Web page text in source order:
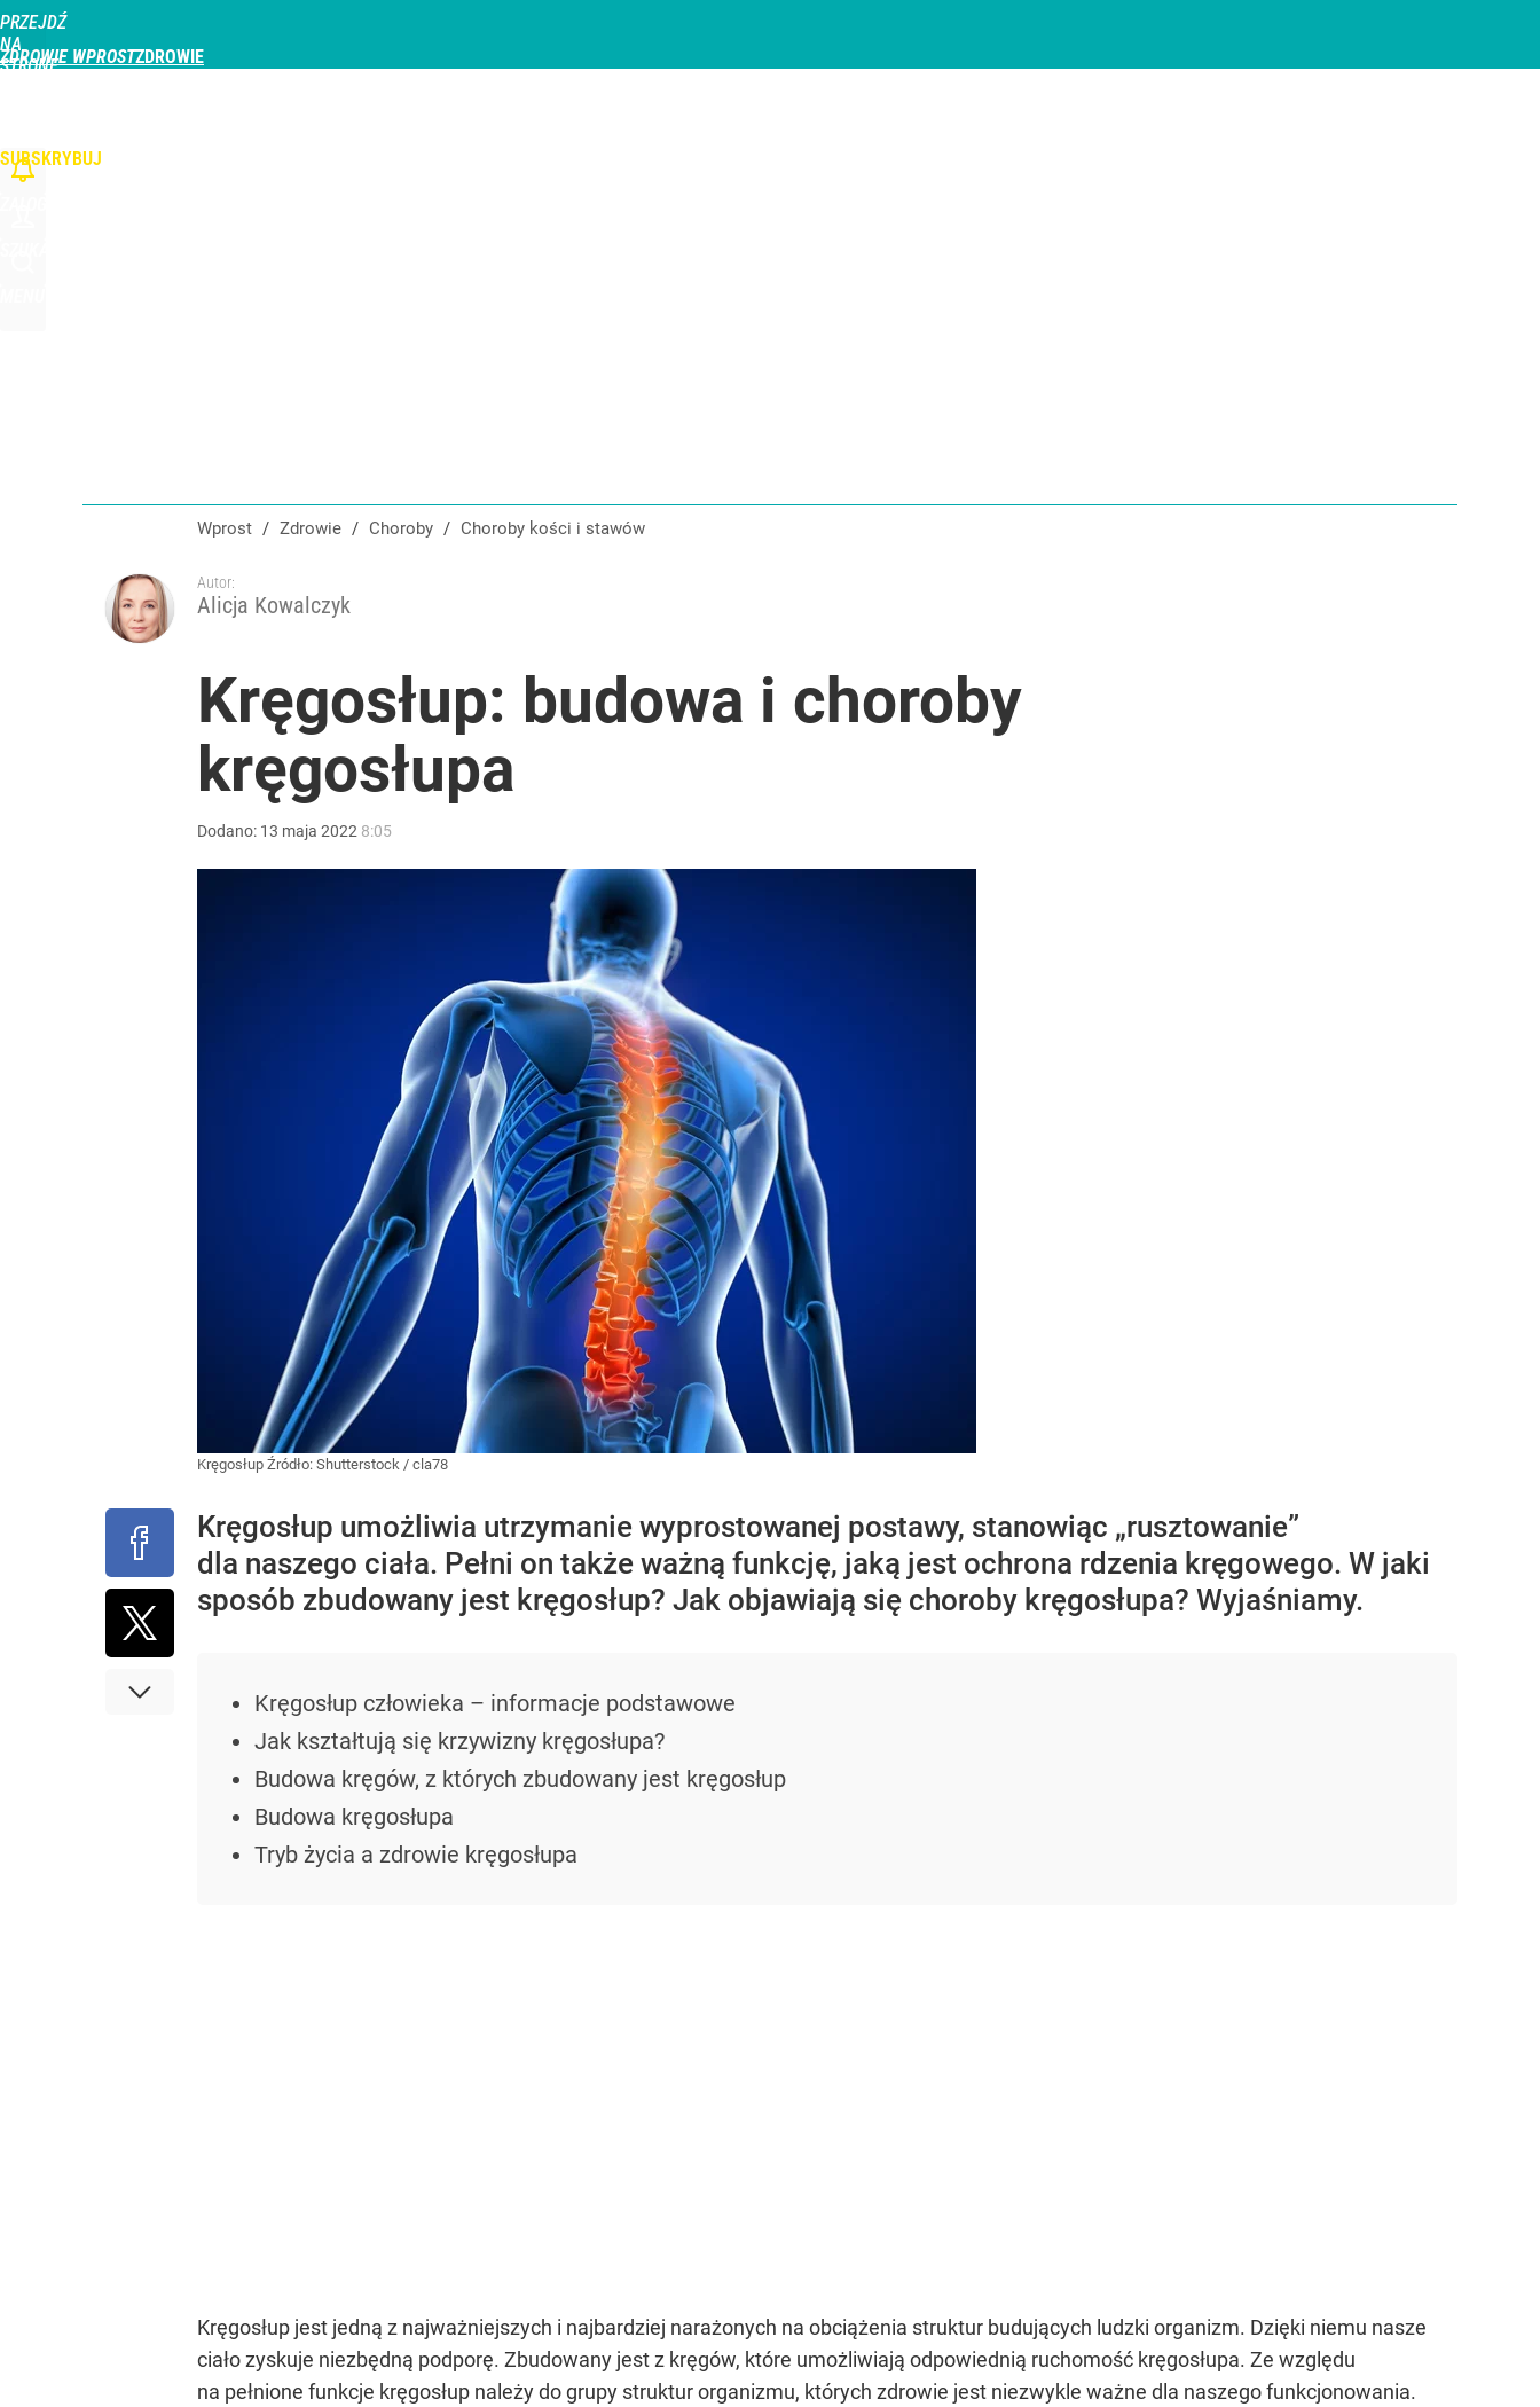
PRZEJDŹ
NA
STRONĘ
ZDROWIE WPROST
SUBSKRYBUJ
Wprost / Zdrowie / Choroby / Choroby kości i stawów
Autor:
Alicja Kowalczyk
Kręgosłup: budowa i choroby
kręgosłupa
Dodano: 13 maja 2022 8:05
Kręgosłup Źródło: Shutterstock / cla78
Kręgosłup umożliwia utrzymanie wyprostowanej postawy, stanowiąc „rusztowanie”
dla naszego ciała. Pełni on także ważną funkcję, jaką jest ochrona rdzenia kręgowego. W jaki
sposób zbudowany jest kręgosłup? Jak objawiają się choroby kręgosłupa? Wyjaśniamy.
Kręgosłup człowieka – informacje podstawowe
Jak kształtują się krzywizny kręgosłupa?
Budowa kręgów, z których zbudowany jest kręgosłup
Budowa kręgosłupa
Tryb życia a zdrowie kręgosłupa
Kręgosłup jest jedną z najważniejszych i najbardziej narażonych na obciążenia struktur budujących ludzki organizm. Dzięki niemu nasze
ciało zyskuje niezbędną podporę. Zbudowany jest z kręgów, które umożliwiają odpowiednią ruchomość kręgosłupa. Ze względu
na pełnione funkcje kręgosłup należy do grupy struktur organizmu, których zdrowie jest niezwykle ważne dla naszego funkcjonowania.